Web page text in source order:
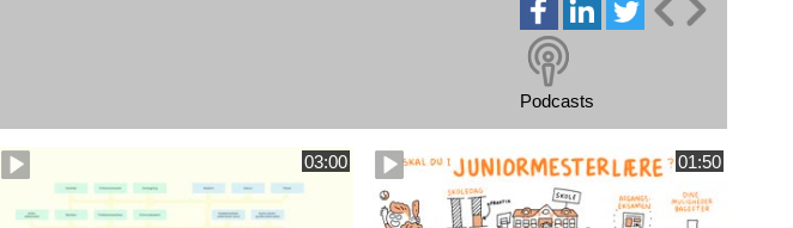
Podcasts
03:00 01:50